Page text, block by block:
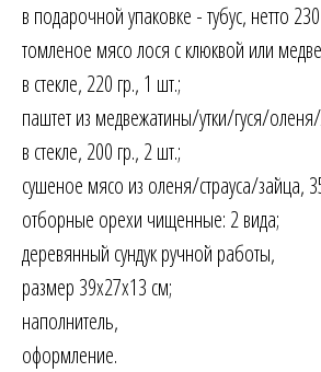
в подарочной упаковке - тубус, нетто
томленое мясо лося с клюквой или
в стекле, 220 гр., 1 шт.;
паштет из медвежатины/утки/гуся/
в стекле, 200 гр., 2 шт.;
сушеное мясо из оленя/страуса/зайца,
отборные орехи чищенные: 2 вида;
деревянный сундук ручной работы,
размер 39х27х13 см;
наполнитель,
оформление.